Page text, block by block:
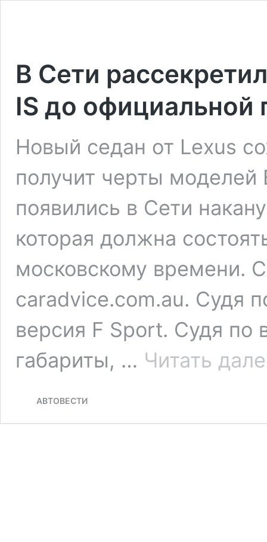
В Сети
IS до официальной
Новый седан от Lexus
получит черты моделей
появились в Сети
которая должна
московскому времени.
caradvice.com.au. Судя
версия F Sport. Судя по
габариты, … Читать
АВТОВЕСТИ